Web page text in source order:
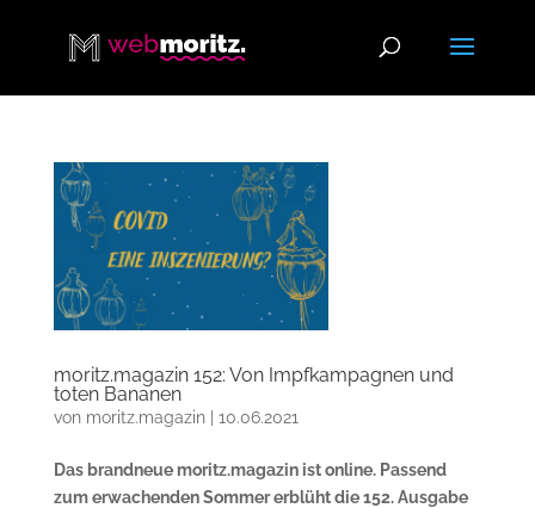
moritz.magazin 152: Von Impfkampagnen und
toten Bananen
von moritz.magazin| 10.06.2021
Das brandneue moritz.magazin ist online. Passend
zum erwachenden Sommer erblüht die 152. Ausgabe